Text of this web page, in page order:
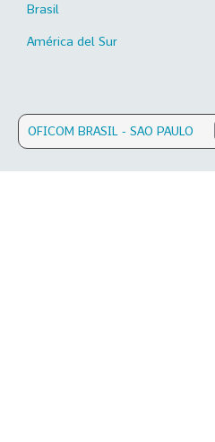
Brasil
América del Sur
OFICOM BRASIL - SAO PAULO